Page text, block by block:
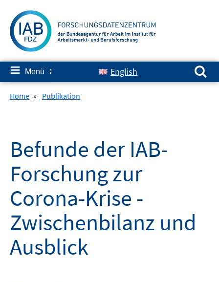
zum
Inhalt
≡ Menü ✘ English
Suchen nach:
Home » Publikation
Befunde der IAB-
Forschung zur
Corona-Krise -
Zwischenbilanz und
Ausblick